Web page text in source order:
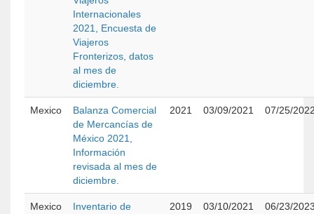
Internacionales
2021, Encuesta de
Viajeros
Fronterizos, datos
al mes de
diciembre.
Mexico
Balanza Comercial
de Mercancías de
México 2021,
Información
revisada al mes de
diciembre.
2021 03/09/2021 07/25/
Mexico
Inventario de
2019 03/10/2021 06/23/